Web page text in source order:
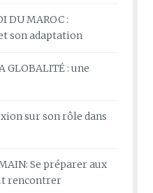
DU MAROC :
son adaptation
GLOBALITÉ : une
sur son rôle dans
Se préparer aux
rencontrer